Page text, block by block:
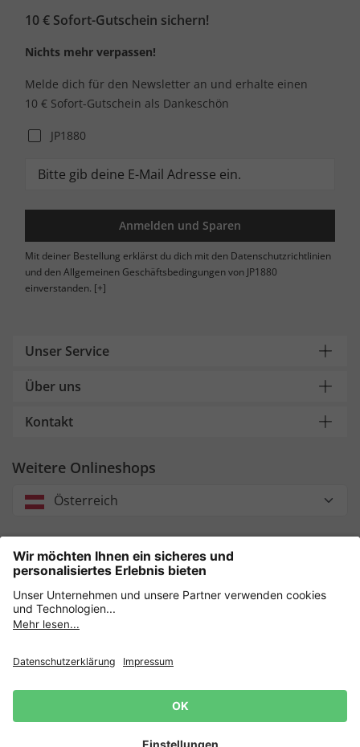
10 € Sofort-Gutschein sichern!
Nichts mehr verpassen!
Melde dich für den Newsletter an und erhalte einen
10 € Sofort-Gutschein als Dankeschön
JP1880
Anmelden und Sparen
Mit deiner Bestellung erklärst du dich mit den Datenschutzrichtlinien
und den Allgemeinen Geschäftsbedingungen von JP1880
einverstanden. [+]
Unser Service
Über uns
Kontakt
Weitere Onlineshops
Österreich
Unsere Zahlungsarten
Sicher einkaufen mit
Datenschutz AGB Impressum Widerruf erklären